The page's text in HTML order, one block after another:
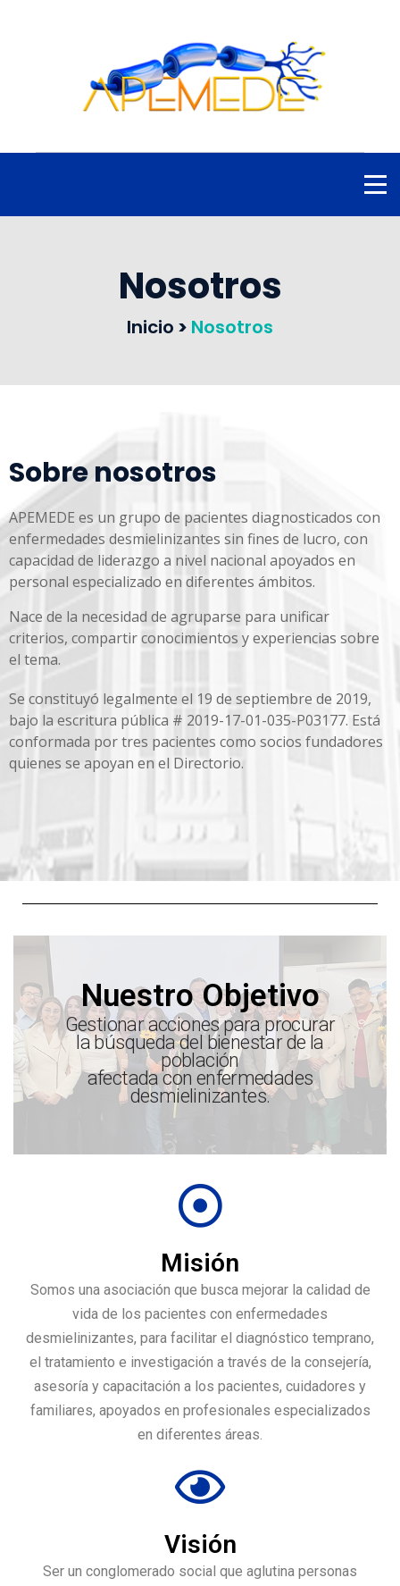
Nosotros
Inicio > Nosotros
Sobre nosotros
APEMEDE es un grupo de pacientes diagnosticados con
enfermedades desmielinizantes sin fines de lucro, con
capacidad de liderazgo a nivel nacional apoyados en
personal especializado en diferentes ámbitos.
Nace de la necesidad de agruparse para unificar
criterios, compartir conocimientos y experiencias sobre
el tema.
Se constituyó legalmente el 19 de septiembre de 2019,
bajo la escritura pública # 2019-17-01-035-P03177. Está
conformada por tres pacientes como socios fundadores
quienes se apoyan en el Directorio.
Nuestro Objetivo
Gestionar acciones para procurar
la búsqueda del bienestar de la
población
afectada con enfermedades
desmielinizantes.
Misión
Somos una asociación que busca mejorar la calidad de
vida de los pacientes con enfermedades
desmielinizantes, para facilitar el diagnóstico temprano,
el tratamiento e investigación a través de la consejería,
asesoría y capacitación a los pacientes, cuidadores y
familiares, apoyados en profesionales especializados
en diferentes áreas.
Visión
Ser un conglomerado social que aglutina personas